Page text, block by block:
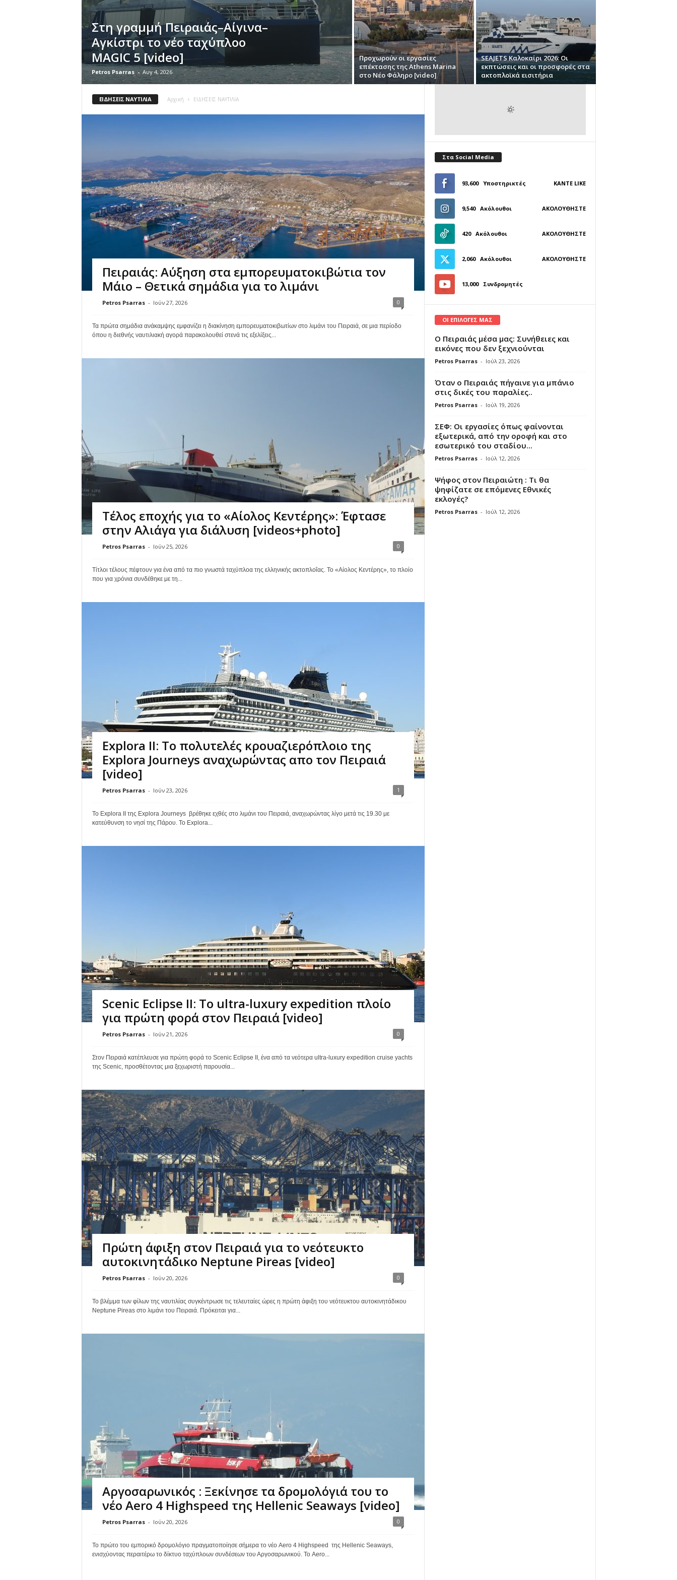
Στη γραμμή Πειραιάς–Αίγινα–
Αγκίστρι το νέο ταχύπλοο
MAGIC 5 [video]
Petros Psarras - Αυγ 4, 2026
Προχωρούν οι εργασίες
επέκτασης της Athens Marina
στο Νέο Φάληρο [video]
SEAJETS Καλοκαίρι 2026: Οι
εκπτώσεις και οι προσφορές στα
ακτοπλοϊκά εισιτήρια
ΕΙΔΗΣΕΙΣ ΝΑΥΤΙΛΙΑ Αρχική ΕΙΔΗΣΕΙΣ ΝΑΥΤΙΛΙΑ
Πειραιάς: Αύξηση στα εμπορευματοκιβώτια τον
Μάιο – Θετικά σημάδια για το λιμάνι
Petros Psarras - Ιούν 27, 2026 0
Τα πρώτα σημάδια ανάκαμψης εμφανίζει η διακίνηση εμπορευματοκιβωτίων στο λιμάνι του Πειραιά, σε μια περίοδο
όπου η διεθνής ναυτιλιακή αγορά παρακολουθεί στενά τις εξελίξεις...
Τέλος εποχής για το «Αίολος Κεντέρης»: Έφτασε
στην Αλιάγα για διάλυση [videos+photo]
Petros Psarras - Ιούν 25, 2026 0
Τίτλοι τέλους πέφτουν για ένα από τα πιο γνωστά ταχύπλοα της ελληνικής ακτοπλοΐας. Το «Αίολος Κεντέρης», το πλοίο
που για χρόνια συνδέθηκε με τη...
Explora II: Το πολυτελές κρουαζιερόπλοιο της
Explora Journeys αναχωρώντας απο τον Πειραιά
[video]
Petros Psarras - Ιούν 23, 2026 1
Το Explora II της Explora Journeys βρέθηκε εχθές στο λιμάνι του Πειραιά, αναχωρώντας λίγο μετά τις 19.30 με
κατεύθυνση το νησί της Πάρου. Το Explora...
Scenic Eclipse II: Το ultra-luxury expedition πλοίο
για πρώτη φορά στον Πειραιά [video]
Petros Psarras - Ιούν 21, 2026 0
Στον Πειραιά κατέπλευσε για πρώτη φορά το Scenic Eclipse II, ένα από τα νεότερα ultra-luxury expedition cruise yachts
της Scenic, προσθέτοντας μια ξεχωριστή παρουσία...
Πρώτη άφιξη στον Πειραιά για το νεότευκτο
αυτοκινητάδικο Neptune Pireas [video]
Petros Psarras - Ιούν 20, 2026 0
Το βλέμμα των φίλων της ναυτιλίας συγκέντρωσε τις τελευταίες ώρες η πρώτη άφιξη του νεότευκτου αυτοκινητάδικου
Neptune Pireas στο λιμάνι του Πειραιά. Πρόκειται για...
Αργοσαρωνικός : Ξεκίνησε τα δρομολόγιά του το
νέο Aero 4 Highspeed της Hellenic Seaways [video]
Petros Psarras - Ιούν 20, 2026 0
Το πρώτο του εμπορικό δρομολόγιο πραγματοποίησε σήμερα το νέο Aero 4 Highspeed της Hellenic Seaways,
ενισχύοντας περαιτέρω το δίκτυο ταχύπλοων συνδέσεων του Αργοσαρωνικού. Το Aero...
Στα Social Media
93,600 Υποστηρικτές ΚΆΝΤΕ LIKE
9,540 Ακόλουθοι ΑΚΟΛΟΥΘΉΣΤΕ
420 Ακόλουθοι ΑΚΟΛΟΥΘΉΣΤΕ
2,060 Ακόλουθοι ΑΚΟΛΟΥΘΉΣΤΕ
13,000 Συνδρομητές
ΓΊΝΕΤΕ ΣΥΝΔΡΟΜΗΤΉΣ
ΟΙ ΕΠΙΛΟΓΕΣ ΜΑΣ
Ο Πειραιάς μέσα μας: Συνήθειες και
εικόνες που δεν ξεχνιούνται
Petros Psarras - Ιούλ 23, 2026
Όταν ο Πειραιάς πήγαινε για μπάνιο
στις δικές του παραλίες..
Petros Psarras - Ιούλ 19, 2026
ΣΕΦ: Οι εργασίες όπως φαίνονται
εξωτερικά, από την οροφή και στο
εσωτερικό του σταδίου...
Petros Psarras - Ιούλ 12, 2026
Ψήφος στον Πειραιώτη : Τι θα
ψηφίζατε σε επόμενες Εθνικές
εκλογές?
Petros Psarras - Ιούλ 12, 2026